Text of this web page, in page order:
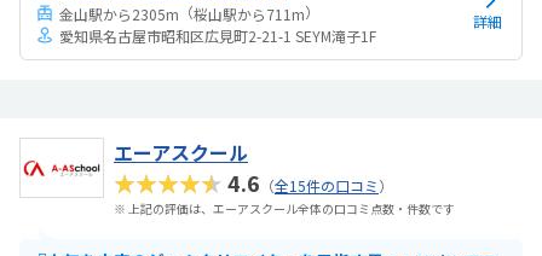
金山駅から2305m （桜山駅から711m）
愛知県名古屋市昭和区広見町2-21-1 SEYM滝子1F
詳細
エーアスクール
★★★★★4.6 （全15件の口コミ）
※ 上記の評価は、エーアスクール全体の口コミ点数・件数です